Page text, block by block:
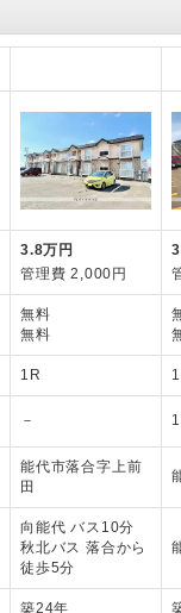
3.8万円
管理費 2,000円
無料
無料
1R
－
能代市落合字上前
田
向能代 バス10分
秋北バス 落合から
徒歩5分
築24年